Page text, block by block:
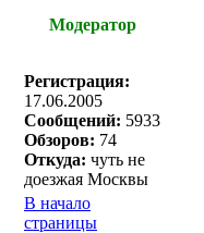
Модератор
Регистрация:
17.06.2005
Сообщений: 5933
Обзоров: 74
Откуда: чуть не
доезжая Москвы
В начало
страницы